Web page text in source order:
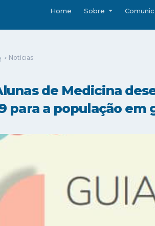
Home Sobre
Notícias
de Medicina
para a população em